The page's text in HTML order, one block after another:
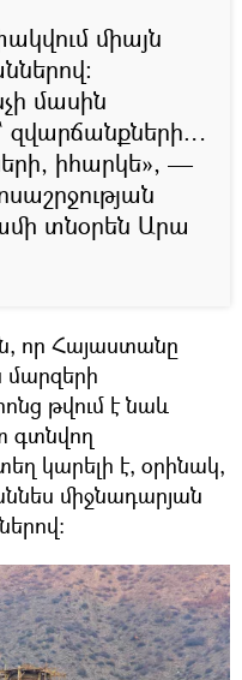
միայն
մասին
զվարճանքների…
իհարկե», —
տնօրեն Արա
որ Հայաստանը
մարզերի
թվում է նաև
գտնվող
կարելի է, օրինակ,
միջնադարյան